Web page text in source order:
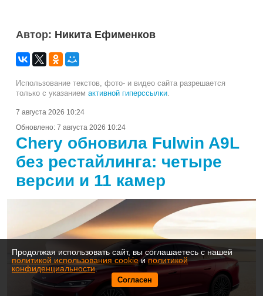
Автор: Никита Ефименков
Использование текстов, фото- и видео сайта разрешается
только с указанием активной гиперссылки
7 августа 2026 10:24
Обновлено: 7 августа 2026 10:24
Chery обновила Fulwin A9L
без рестайлинга: четыре
версии и 11 камер
Продолжая использовать сайт, вы соглашаетесь с нашей
политикой использования cookieи политикой
конфиденциальности.
Согласен